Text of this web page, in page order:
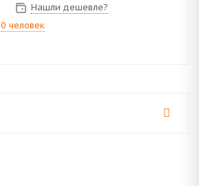
Нашли дешевле?
0 человек